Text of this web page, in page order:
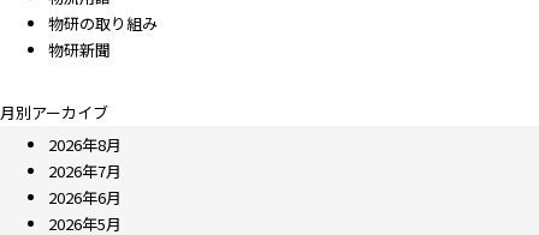
物研の取り組み
物研新聞
月別アーカイブ
2026年8月
2026年7月
2026年6月
2026年5月